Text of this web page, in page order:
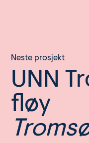
Neste prosjekt
UNN
fløy